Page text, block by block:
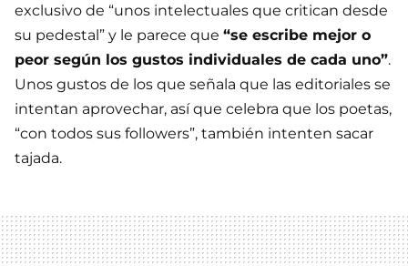
exclusivo de “unos intelectuales que critican desde
su pedestal” y le parece que “se escribe mejor o
peor según los gustos individuales de cada uno”.
Unos gustos de los que señala que las editoriales se
intentan aprovechar, así que celebra que los poetas,
“con todos sus followers”, también intenten sacar
tajada.